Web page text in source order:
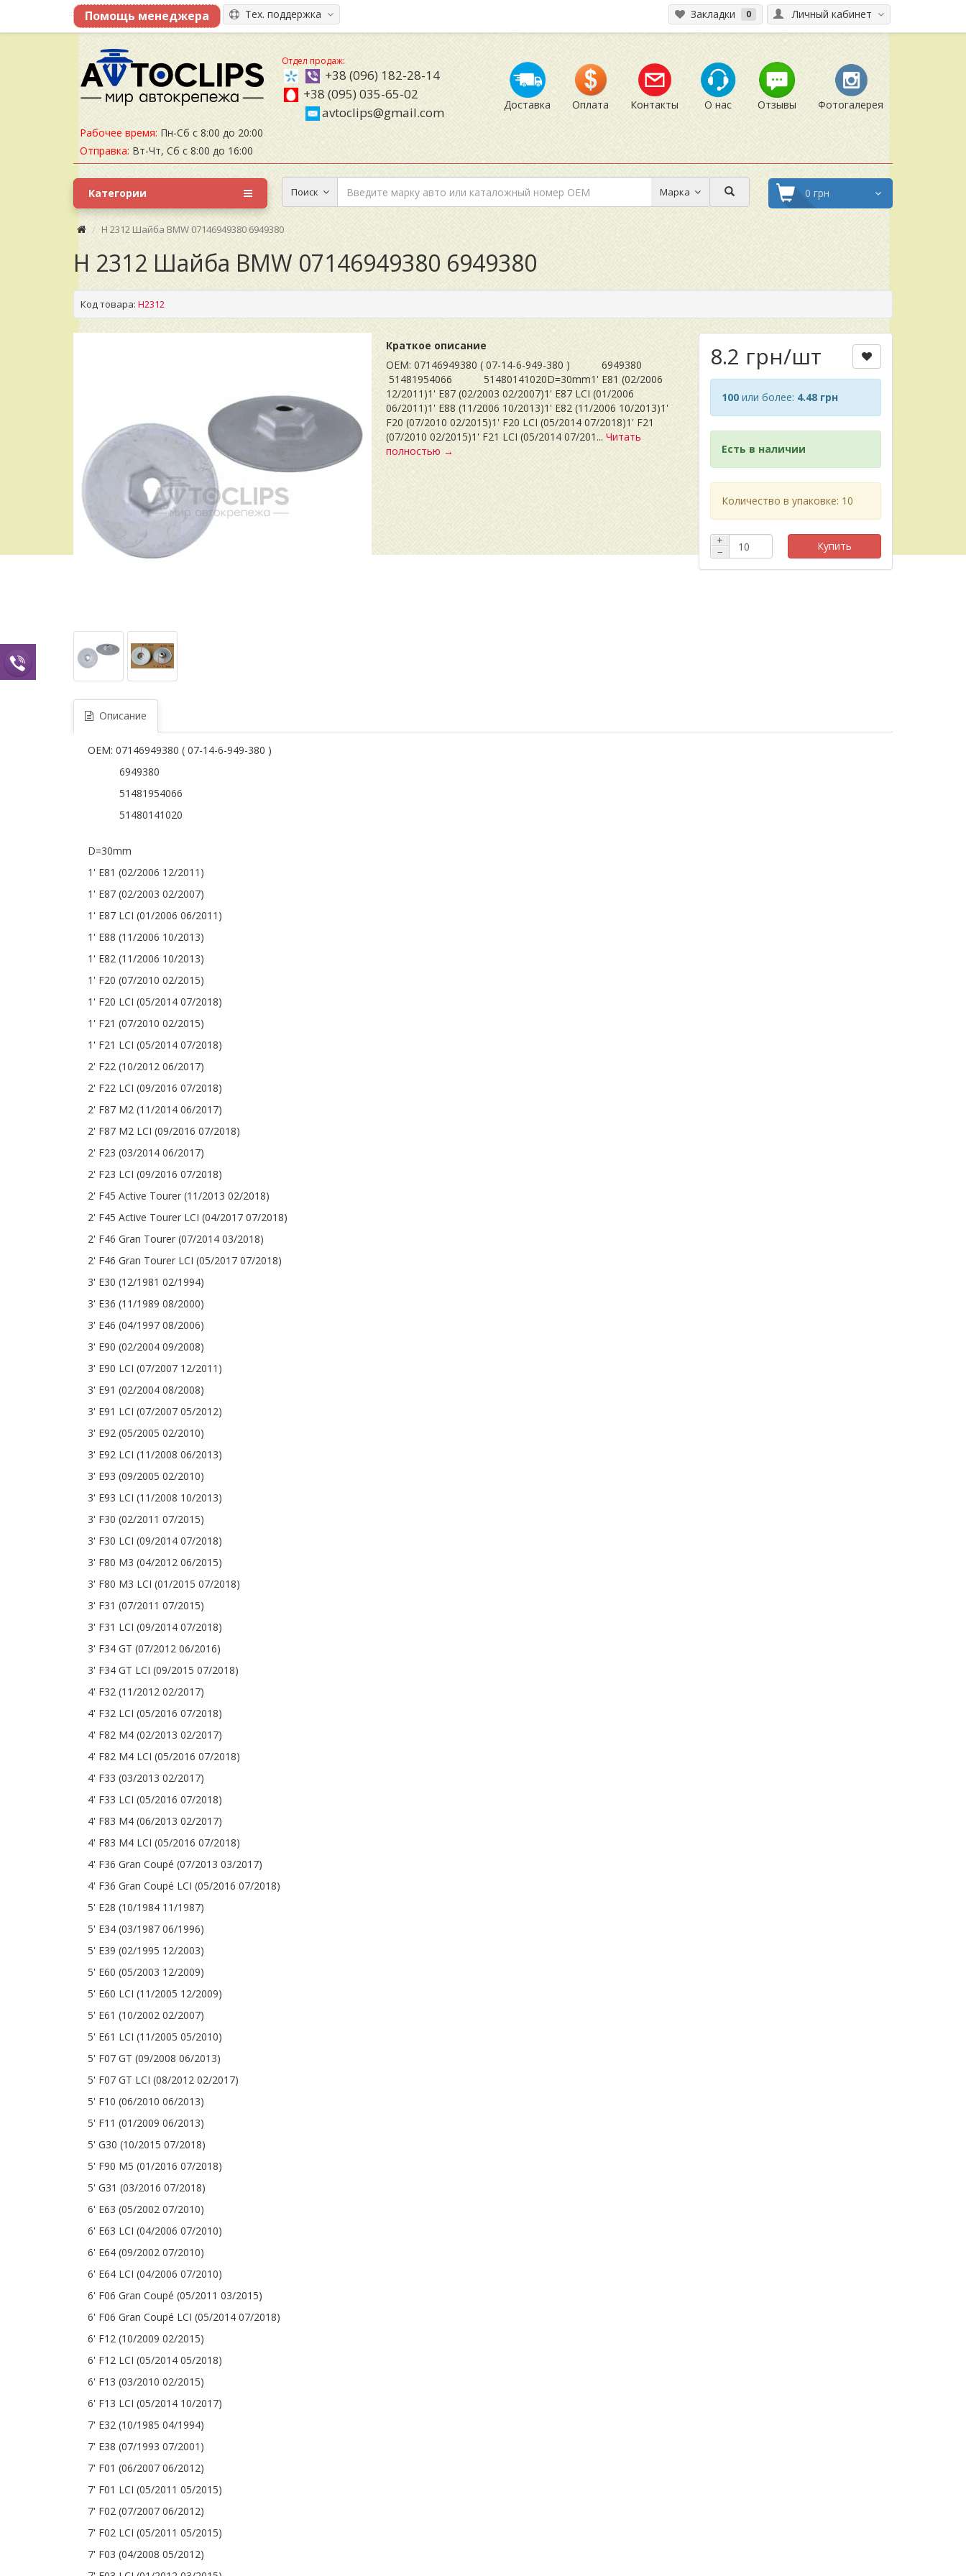
Личный кабинет
Тех. поддержка Закладки 0
Рабочее время: Пн-Сб с 8:00 до 20:00
Отправка: Вт-Чт, Сб с 8:00 до 16:00
Отдел продаж:
+38 (096) 182-28-14
+38 (095) 035-65-02
avtoclips@gmail.com
Доставка Оплата Контакты О нас Отзывы Фотогалерея
Поиск Марка 0 грн
Категории
H 2312 Шайба BMW 07146949380 6949380
H 2312 Шайба BMW 07146949380 6949380
Код товара: H2312
Краткое описание
OEM: 07146949380 ( 07-14-6-949-380 ) 6949380
51481954066 51480141020D=30mm1' E81 (02/2006
12/2011)1' E87 (02/2003 02/2007)1' E87 LCI (01/2006
06/2011)1' E88 (11/2006 10/2013)1' E82 (11/2006 10/2013)1'
F20 (07/2010 02/2015)1' F20 LCI (05/2014 07/2018)1' F21
(07/2010 02/2015)1' F21 LCI (05/2014 07/201... Читать
полностью →
8.2 грн/шт
100 или более: 4.48 грн
Есть в наличии
Количество в упаковке: 10
+
−
Купить
Описание
OEM: 07146949380 ( 07-14-6-949-380 )
6949380
51481954066
51480141020
D=30mm
1' E81 (02/2006 12/2011)
1' E87 (02/2003 02/2007)
1' E87 LCI (01/2006 06/2011)
1' E88 (11/2006 10/2013)
1' E82 (11/2006 10/2013)
1' F20 (07/2010 02/2015)
1' F20 LCI (05/2014 07/2018)
1' F21 (07/2010 02/2015)
1' F21 LCI (05/2014 07/2018)
2' F22 (10/2012 06/2017)
2' F22 LCI (09/2016 07/2018)
2' F87 M2 (11/2014 06/2017)
2' F87 M2 LCI (09/2016 07/2018)
2' F23 (03/2014 06/2017)
2' F23 LCI (09/2016 07/2018)
2' F45 Active Tourer (11/2013 02/2018)
2' F45 Active Tourer LCI (04/2017 07/2018)
2' F46 Gran Tourer (07/2014 03/2018)
2' F46 Gran Tourer LCI (05/2017 07/2018)
3' E30 (12/1981 02/1994)
3' E36 (11/1989 08/2000)
3' E46 (04/1997 08/2006)
3' E90 (02/2004 09/2008)
3' E90 LCI (07/2007 12/2011)
3' E91 (02/2004 08/2008)
3' E91 LCI (07/2007 05/2012)
3' E92 (05/2005 02/2010)
3' E92 LCI (11/2008 06/2013)
3' E93 (09/2005 02/2010)
3' E93 LCI (11/2008 10/2013)
3' F30 (02/2011 07/2015)
3' F30 LCI (09/2014 07/2018)
3' F80 M3 (04/2012 06/2015)
3' F80 M3 LCI (01/2015 07/2018)
3' F31 (07/2011 07/2015)
3' F31 LCI (09/2014 07/2018)
3' F34 GT (07/2012 06/2016)
3' F34 GT LCI (09/2015 07/2018)
4' F32 (11/2012 02/2017)
4' F32 LCI (05/2016 07/2018)
4' F82 M4 (02/2013 02/2017)
4' F82 M4 LCI (05/2016 07/2018)
4' F33 (03/2013 02/2017)
4' F33 LCI (05/2016 07/2018)
4' F83 M4 (06/2013 02/2017)
4' F83 M4 LCI (05/2016 07/2018)
4' F36 Gran Coupé (07/2013 03/2017)
4' F36 Gran Coupé LCI (05/2016 07/2018)
5' E28 (10/1984 11/1987)
5' E34 (03/1987 06/1996)
5' E39 (02/1995 12/2003)
5' E60 (05/2003 12/2009)
5' E60 LCI (11/2005 12/2009)
5' E61 (10/2002 02/2007)
5' E61 LCI (11/2005 05/2010)
5' F07 GT (09/2008 06/2013)
5' F07 GT LCI (08/2012 02/2017)
5' F10 (06/2010 06/2013)
5' F11 (01/2009 06/2013)
5' G30 (10/2015 07/2018)
5' F90 M5 (01/2016 07/2018)
5' G31 (03/2016 07/2018)
6' E63 (05/2002 07/2010)
6' E63 LCI (04/2006 07/2010)
6' E64 (09/2002 07/2010)
6' E64 LCI (04/2006 07/2010)
6' F06 Gran Coupé (05/2011 03/2015)
6' F06 Gran Coupé LCI (05/2014 07/2018)
6' F12 (10/2009 02/2015)
6' F12 LCI (05/2014 05/2018)
6' F13 (03/2010 02/2015)
6' F13 LCI (05/2014 10/2017)
7' E32 (10/1985 04/1994)
7' E38 (07/1993 07/2001)
7' F01 (06/2007 06/2012)
7' F01 LCI (05/2011 05/2015)
7' F02 (07/2007 06/2012)
7' F02 LCI (05/2011 05/2015)
7' F03 (04/2008 05/2012)